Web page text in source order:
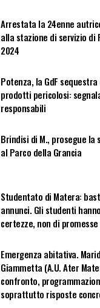
Arrestata la 24enne
alla stazione di servizio di
2024
Potenza, la GdF
prodotti pericolosi:
responsabili
Brindisi di M., prosegue la
al Parco della Grancia
Studentato di Matera:
annunci. Gli studenti
certezze, non di promesse
Emergenza abitativa.
Giammetta (A.U. Ater
confronto,
soprattutto risposte